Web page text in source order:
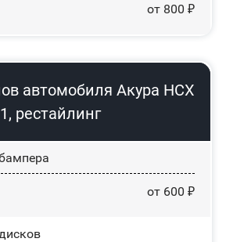
от 800 ₽
автомобиля Акура НСХ
1, рестайлинг
от 600 ₽